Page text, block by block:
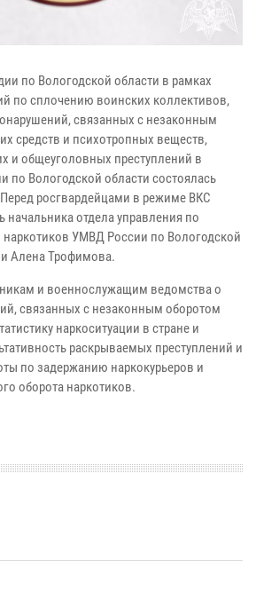
по Вологодской области в рамках
по сплочению воинских коллективов,
связанных с незаконным
средств и психотропных веществ,
и общеуголовных преступлений в
по Вологодской области состоялась
Перед росгвардейцами в режиме ВКС
начальника отдела управления по
УМВД России по Вологодской
Алена Трофимова.
и военнослужащим ведомства о
связанных с незаконным оборотом
наркоситуации в стране и
раскрываемых преступлений и
по задержанию наркокурьеров и
оборота наркотиков.